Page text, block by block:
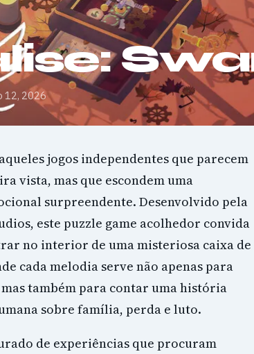
12, 2026
jogos independentes que parecem
vista, mas que escondem uma
surpreendente. Desenvolvido pela
este puzzle game acolhedor convida
no interior de uma misteriosa caixa de
cada melodia serve não apenas para
também para contar uma história
sobre família, perda e luto.
de experiências que procuram